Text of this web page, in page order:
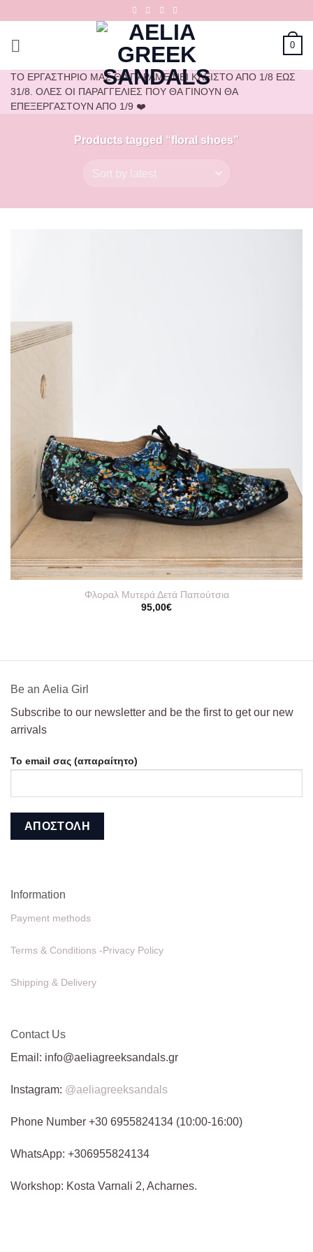
content
0
ΤΟ ΕΡΓΑΣΤΗΡΙΟ ΜΑΣ ΘΑ ΠΑΡΑΜΕΙΝΕΙ ΚΛΕΙΣΤΟ ΑΠΟ 1/8 ΕΩΣ
31/8. ΟΛΕΣ ΟΙ ΠΑΡΑΓΓΕΛΙΕΣ ΠΟΥ ΘΑ ΓΙΝΟΥΝ ΘΑ
ΕΠΕΞΕΡΓΑΣΤΟΥΝ ΑΠΟ 1/9 ❤️
Products tagged “floral shoes”
Φλοραλ Μυτερά Δετά Παπούτσια
95,00€
Information
Payment methods
Terms & Conditions -Privacy Policy
Shipping & Delivery
Contact Us
Email: info@aeliagreeksandals.gr
Instagram: @aeliagreeksandals
Phone Number +30 6955824134 (10:00-16:00)
WhatsApp: +306955824134
Workshop: Kosta Varnali 2, Acharnes.
Βe an Αelia Girl
Subscribe to our newsletter and be the first to get our new
arrivals
Το email σας (απαραίτητο)